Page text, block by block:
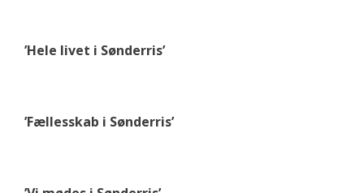
’Hele livet i Sønderris’
’Fællesskab i Sønderris’